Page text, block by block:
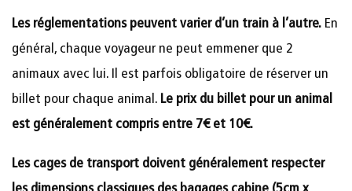
Les réglementations peuvent varier d’un train à l’autre. En
général, chaque voyageur ne peut emmener que 2
animaux avec lui. Il est parfois obligatoire de réserver un
billet pour chaque animal. Le prix du billet pour un animal
est généralement compris entre 7€ et 10€.
Les cages de transport doivent généralement respecter